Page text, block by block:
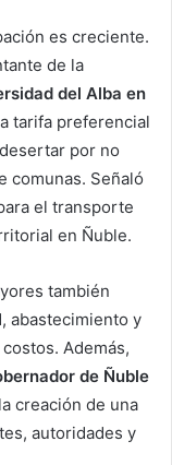
es creciente.
de la
del Alba en
tarifa preferencial
por no
comunas. Señaló
el transporte
en Ñuble.
también
abastecimiento y
Además,
de Ñuble
creación de una
autoridades y